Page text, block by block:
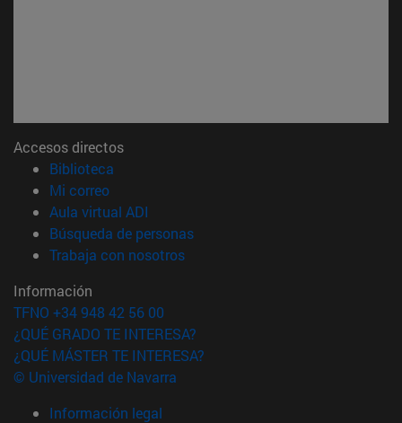
Accesos directos
Biblioteca
Mi correo(abre en nueva ventana)
Aula virtual ADI
Búsqueda de personas(abre en nueva ventana)
Trabaja con nosotros(abre en nueva ventana)
Información
TFNO +34 948 42 56 00
¿QUÉ GRADO TE INTERESA?
¿QUÉ MÁSTER TE INTERESA?
© Universidad de Navarra
Información legal